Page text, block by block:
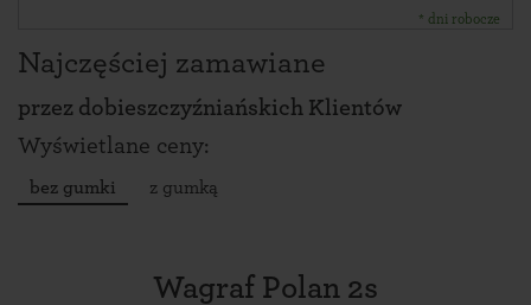
* dni robocze
Najczęściej zamawiane
przez dobieszczyźniańskich Klientów
Wyświetlane ceny:
bez gumki z gumką
Wagraf Polan 2s